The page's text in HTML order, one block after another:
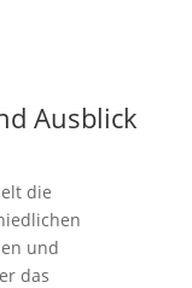
Ausblick
die
und
das